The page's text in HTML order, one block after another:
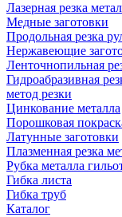
Лазерная резка
Медные заготовки
Продольная резка
Нержавеющие
Ленточнопильная
Гидроабразивная
метод резки
Цинкование металла
Порошковая
Латунные заготовки
Плазменная резка
Рубка металла
Гибка листа
Гибка труб
Каталог